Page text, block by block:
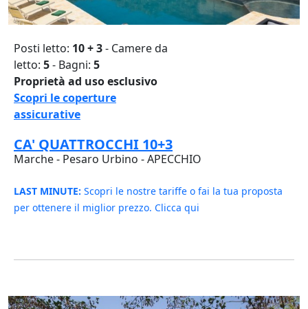
Posti letto: 10 + 3- Camere da
letto: 5- Bagni: 5
Proprietà ad uso esclusivo
Scopri le coperture
assicurative
CA' QUATTROCCHI 10+3
Marche - Pesaro Urbino - APECCHIO
LAST MINUTE: Scopri le nostre tariffe o fai la tua proposta
per ottenere il miglior prezzo. Clicca qui